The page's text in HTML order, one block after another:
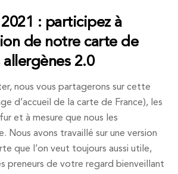
: participez à
de notre carte de
allergènes 2.0
nous vous partagerons sur cette
d’accueil de la carte de France), les
et à mesure que nous les
Nous avons travaillé sur une version
que l’on veut toujours aussi utile,
preneurs de votre regard bienveillant